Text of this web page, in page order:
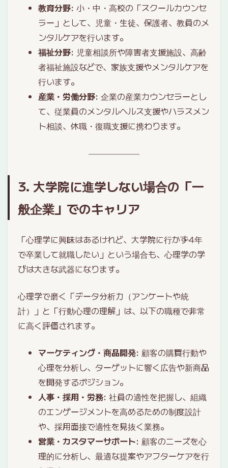
教育分野: 小・中・高校の「スクールカウンセ
ラー」として、児童・生徒、保護者、教員のメ
ンタルケアを行います。
福祉分野: 児童相談所や障害者支援施設、高齢
者福祉施設などで、家族支援やメンタルケアを
行います。
産業・労働分野: 企業の産業カウンセラーとし
て、従業員のメンタルヘルス支援やハラスメン
ト相談、休職・復職支援に携わります。
3. 大学院に進学しない場合の「一
般企業」でのキャリア
「心理学に興味はあるけれど、大学院に行かず4年
で卒業して就職したい」という場合も、心理学の学
びは大きな武器になります。
心理学で磨く「データ分析力（アンケートや統
計）」と「行動心理の理解」は、以下の職種で非常
に高く評価されます。
マーケティング・商品開発: 顧客の購買行動や
心理を分析し、ターゲットに響く広告や新商品
を開発するポジション。
人事・採用・労務: 社員の適性を把握し、組織
のエンゲージメントを高めるための制度設計
や、採用面接で適性を見抜く業務。
営業・カスタマーサポート: 顧客のニーズを心
理的に分析し、最適な提案やアフターケアを行